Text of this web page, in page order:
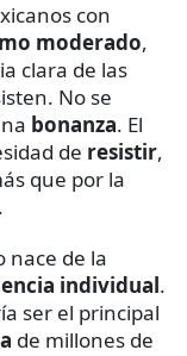
con
moderado,
clara de las
No se
bonanza. El
de resistir,
que por la
nace de la
individual.
ser el principal
de millones de